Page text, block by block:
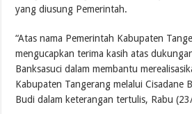
yang diusung Pemerintah.
“Atas nama Pemerintah Kabupaten
mengucapkan terima kasih atas
Banksasuci dalam membantu
Kabupaten Tangerang melalui Cisadane
Budi dalam keterangan tertulis, Rabu